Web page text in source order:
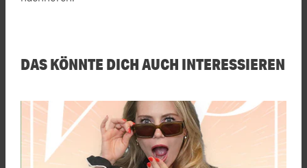
DAS KÖNNTE DICH AUCH INTERESSIEREN